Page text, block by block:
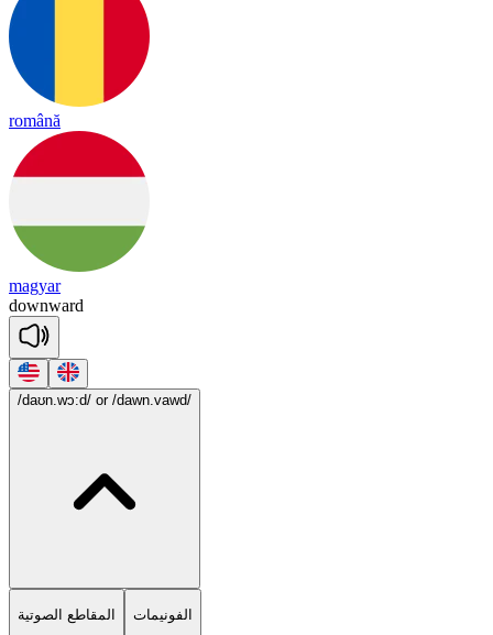
română
magyar
downward
/daʊn.wɔ:d/ or /dawn.vawd/
المقاطع الصوتية الفونيمات